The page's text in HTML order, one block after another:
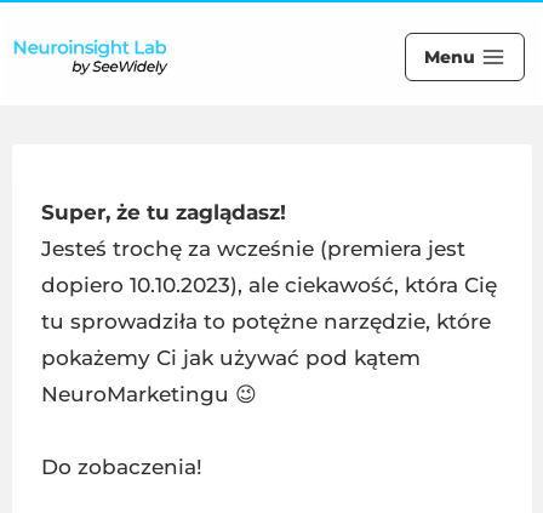
Menu
Super, że tu zaglądasz!
Jesteś trochę za wcześnie (premiera jest
dopiero 10.10.2023), ale ciekawość, która Cię
tu sprowadziła to potężne narzędzie, które
pokażemy Ci jak używać pod kątem
NeuroMarketingu 😉
Do zobaczenia!